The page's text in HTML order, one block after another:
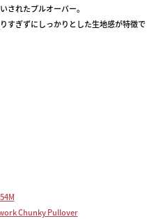
されたプルオーバー。
すぎずにしっかりとした生地感が特徴で
Chunky Pullover